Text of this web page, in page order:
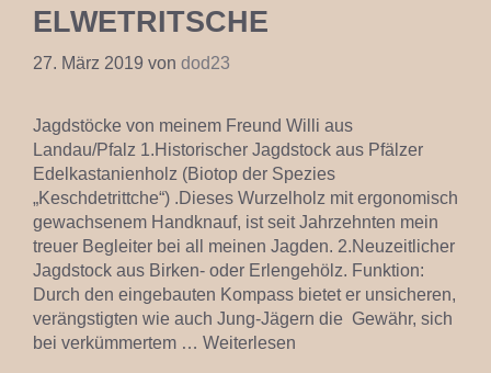
ELWETRITSCHE
27. März 2019 von dod23
Jagdstöcke von meinem Freund Willi aus
Landau/Pfalz 1.Historischer Jagdstock aus Pfälzer
Edelkastanienholz (Biotop der Spezies
„Keschdetrittche“) .Dieses Wurzelholz mit ergonomisch
gewachsenem Handknauf, ist seit Jahrzehnten mein
treuer Begleiter bei all meinen Jagden. 2.Neuzeitlicher
Jagdstock aus Birken- oder Erlengehölz. Funktion:
Durch den eingebauten Kompass bietet er unsicheren,
verängstigten wie auch Jung-Jägern die Gewähr, sich
bei verkümmertem … Weiterlesen